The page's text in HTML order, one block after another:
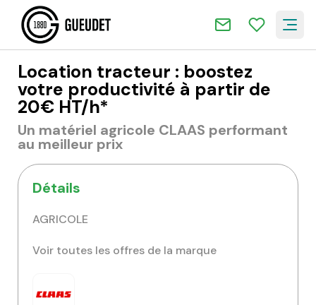
Location tracteur : boostez
votre productivité à partir de
20€ HT/h*
Un matériel agricole CLAAS performant
au meilleur prix
Détails
AGRICOLE
Voir toutes les offres de la marque